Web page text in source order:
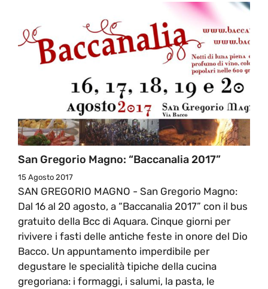
San Gregorio Magno: “Baccanalia 2017”
15 Agosto 2017
SAN GREGORIO MAGNO - San Gregorio Magno:
Dal 16 al 20 agosto, a “Baccanalia 2017” con il bus
gratuito della Bcc di Aquara. Cinque giorni per
rivivere i fasti delle antiche feste in onore del Dio
Bacco. Un appuntamento imperdibile per
degustare le specialità tipiche della cucina
gregoriana: i formaggi, i salumi, la pasta, le